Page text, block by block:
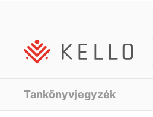
Tankönyvjegyzék